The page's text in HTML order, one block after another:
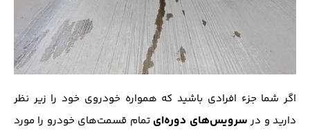
اگر شما جزء افرادی باشید که همواره خودروی خود را زیر نظر
دارید و درسرویس‌های دوره‌ای تمام قسمت‌های خودرو را مورد